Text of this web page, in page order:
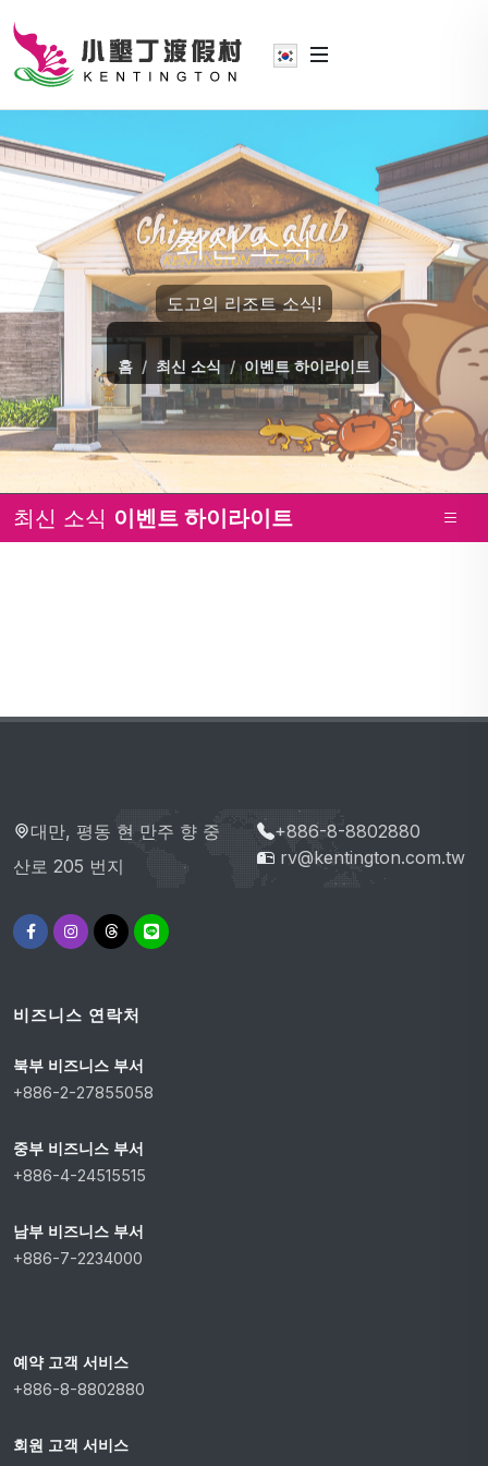
최신 소식
도고의 리조트 소식!
홈 최신 소식 이벤트 하이라이트
최신 소식 이벤트 하이라이트
대만, 평동 현 만주 향 중
산로 205 번지
+886-8-8802880
rv@kentington.com.tw
비즈니스 연락처
북부 비즈니스 부서
+886-2-27855058
중부 비즈니스 부서
+886-4-24515515
남부 비즈니스 부서
+886-7-2234000
예약 고객 서비스
+886-8-8802880
회원 고객 서비스